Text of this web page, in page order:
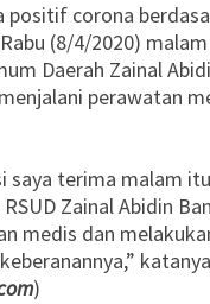
positif corona
(8/4/2020)
Daerah Zainal
perawatan
saya terima malam
Zainal Abidin
medis dan
)